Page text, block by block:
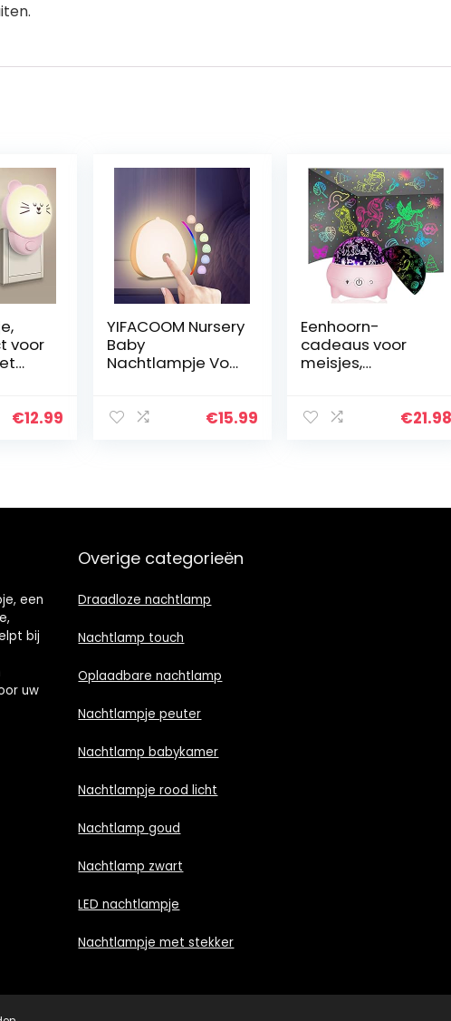
voor
€12.99
YIFACOOM Nursery
Baby
Nachtlampje Voor
Kindenachtlampj
€15.99
Eenhoorn-
cadeaus voor
meisjes,
kinderen, 2-9,2-
€21.98
een
bij
uw
Overige categorieën
Draadloze nachtlamp
Nachtlamp touch
Oplaadbare nachtlamp
Nachtlampje peuter
Nachtlamp babykamer
Nachtlampje rood licht
Nachtlamp goud
Nachtlamp zwart
LED nachtlampje
Nachtlampje met stekker